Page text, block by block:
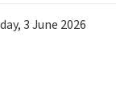
,3June 2026